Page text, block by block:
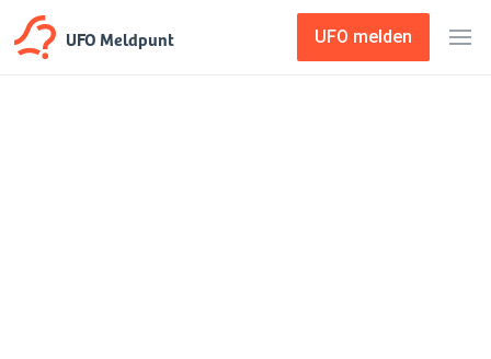
UFO Meldpunt UFO melden